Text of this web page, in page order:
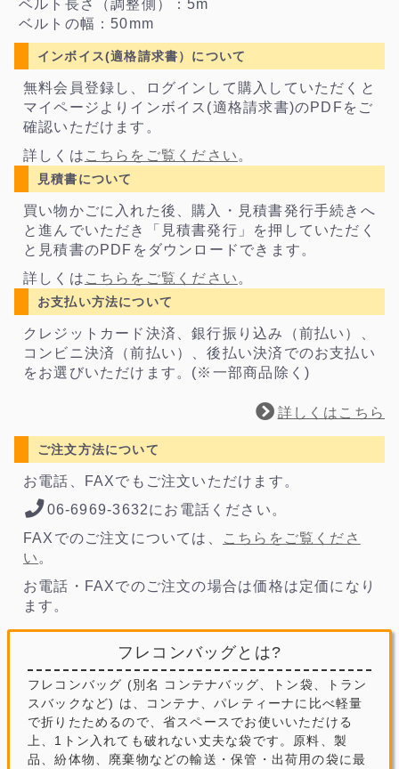
ベルト長さ（調整側）：5m
ベルトの幅：50mm
インボイス(適格請求書）について
無料会員登録し、ログインして購入していただくと
マイページよりインボイス(適格請求書)のPDFをご
確認いただけます。
詳しくは こちらをご覧ください 。
見積書について
買い物かごに入れた後、購入・見積書発行手続きへ
と進んでいただき「見積書発行」を押していただく
と見積書のPDFをダウンロードできます。
詳しくは こちらをご覧ください 。
お支払い方法について
クレジットカード決済、銀行振り込み（前払い）、
コンビニ決済（前払い）、後払い決済でのお支払い
をお選びいただけます。(※一部商品除く)
詳しくはこちら
ご注文方法について
お電話、FAXでもご注文いただけます。
06-6969-3632にお電話ください。
FAXでのご注文については、
こちらをご覧くださ
い 。
お電話・FAXでのご注文の場合は価格は定価になり
ます。
フレコンバッグとは?
フレコンバッグ (別名 コンテナバッグ、トン袋、トラン
スバックなど) は、コンテナ、パレティーナに比べ軽量
で折りたためるので、省スペースでお使いいただける
上、1トン入れても破れない丈夫な袋です。原料、製
品、紛体物、廃棄物などの輸送・保管・出荷用の袋に最